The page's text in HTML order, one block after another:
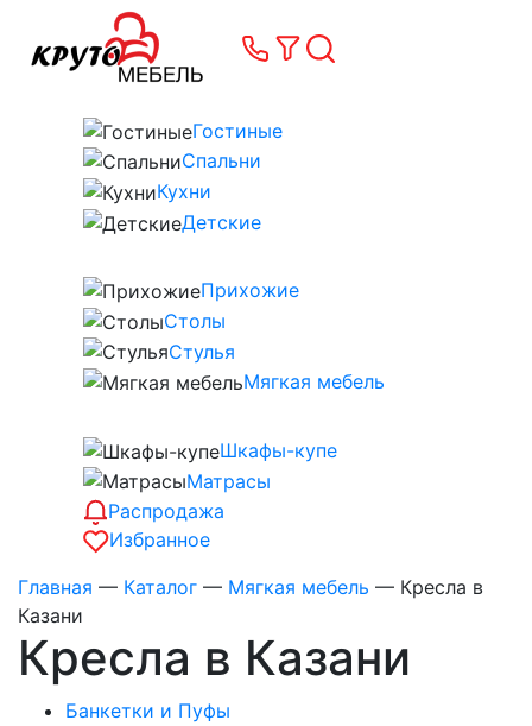
Гостиные
Спальни
Кухни
Детские
Прихожие
Столы
Стулья
Мягкая мебель
Шкафы-купе
Матрасы
Распродажа
Избранное
Главная — Каталог — Мягкая мебель — Кресла в
Казани
Кресла в Казани
Банкетки и Пуфы